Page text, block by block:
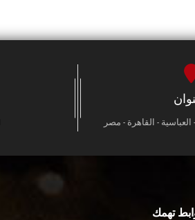
- القاهرة - مصر
تهمك